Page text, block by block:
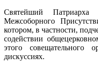
Святейший
Межсоборного
котором, в частности,
содействии
этого совещательного
дискуссиях.